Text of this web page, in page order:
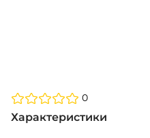
0
Характеристики